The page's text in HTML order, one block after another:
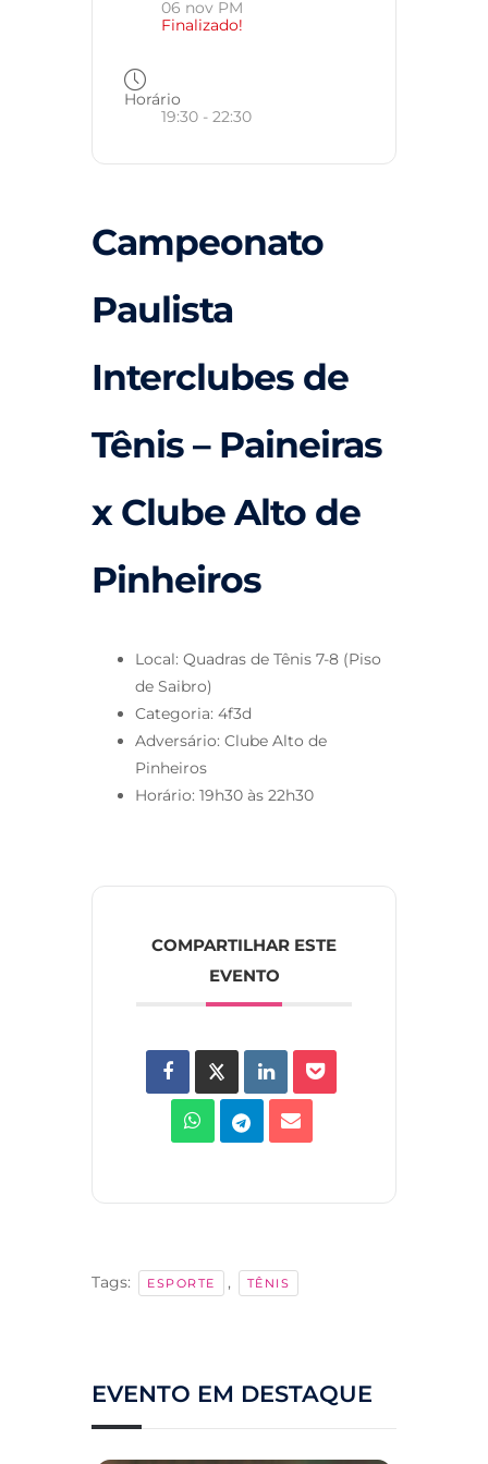
06 nov PM
Finalizado!
Horário
19:30 - 22:30
Campeonato
Paulista
Interclubes de
Tênis – Paineiras
x Clube Alto de
Pinheiros
Local: Quadras de Tênis 7-8 (Piso
de Saibro)
Categoria: 4f3d
Adversário: Clube Alto de
Pinheiros
Horário: 19h30 às 22h30
COMPARTILHAR ESTE
EVENTO
Tags: ESPORTE , TÊNIS
EVENTO EM DESTAQUE